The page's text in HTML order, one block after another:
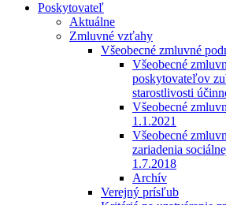
Poskytovateľ
Aktuálne
Zmluvné vzťahy
Všeobecné zmluvné
Všeobecné
poskytovateľov
starostlivosti
Všeobecné
1.1.2021
Všeobecné
zariadenia
1.7.2018
Archív
Verejný prísľub